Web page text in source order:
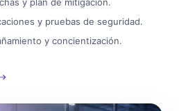
y pruebas de seguridad.
y concientización.